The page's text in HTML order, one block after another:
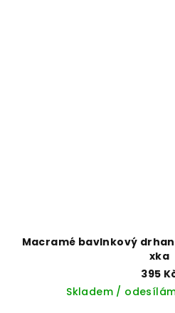
Macramé bavlnkový
xka
395
Skladem /